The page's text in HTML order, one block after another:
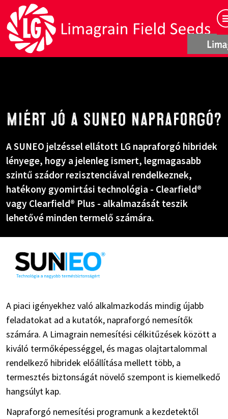
Miért jó a SUNEO napraforgó?
A SUNEO jelzéssel ellátott LG napraforgó hibridek
lényege, hogy a jelenleg ismert, legmagasabb
szintű szádor rezisztenciával rendelkeznek,
hatékony gyomirtási technológia - Clearfield®
vagy Clearfield® Plus - alkalmazását teszik
lehetővé minden termelő számára.
A piaci igényekhez való alkalmazkodás mindig újabb
feladatokat ad a kutatók, napraforgó nemesítők
számára. A Limagrain nemesítési célkitűzések között a
kiváló termőképességgel, és magas olajtartalommal
rendelkező hibridek előállítása mellett több, a
termesztés biztonságát növelő szempont is kiemelkedő
hangsúlyt kap.
Napraforgó nemesítési programunk a kezdetektől